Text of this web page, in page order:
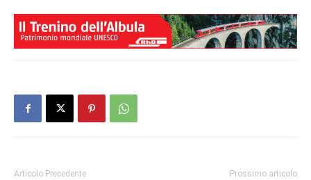
Articolo Precedente Prossimo articolo